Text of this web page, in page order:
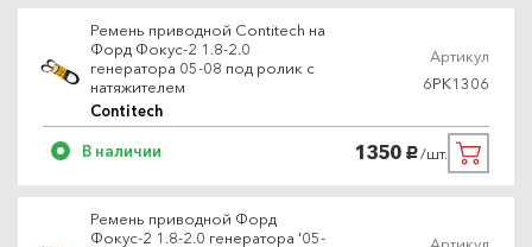
Ремень приводной Contitech на
Форд Фокус-2 1.8-2.0
генератора 05-08 под ролик с
натяжителем
Contitech
Артикул
6PK1306
В наличии 1350 руб./шт.
Ремень приводной Форд
Фокус-2 1.8-2.0 генератора '05-